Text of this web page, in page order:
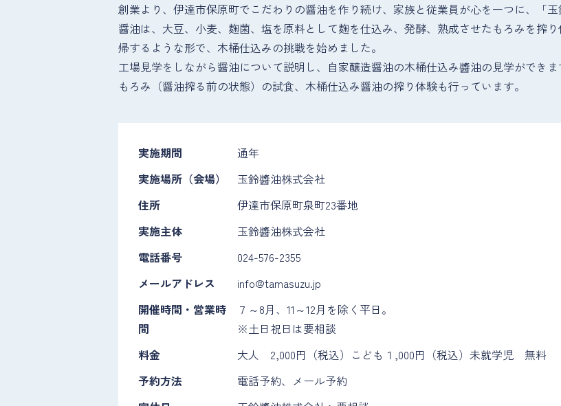
創業より、伊達市保原町でこだわりの醤油を作り続け、家族と従業員が心を一つに、「玉
醤油は、大豆、小麦、麹菌、塩を原料として麹を仕込み、発酵、熟成させたもろみを搾
帰するような形で、木桶仕込みの挑戦を始めました。
工場見学をしながら醤油について説明し、自家醸造醤油の木桶仕込み醬油の見学ができ
もろみ（醤油搾る前の状態）の試食、木桶仕込み醤油の搾り体験も行っています。
実施期間
通年
実施場所（会場）
玉鈴醬油株式会社
住所
伊達市保原町泉町23番地
実施主体
玉鈴醬油株式会社
電話番号
024-576-2355
メールアドレス
info@tamasuzu.jp
開催時間・営業時
間
７～8月、11～12月を除く平日。
※土日祝日は要相談
料金
大人 2,000円（税込）こども１,000円（税込）未就学児 無料
予約方法
電話予約、メール予約